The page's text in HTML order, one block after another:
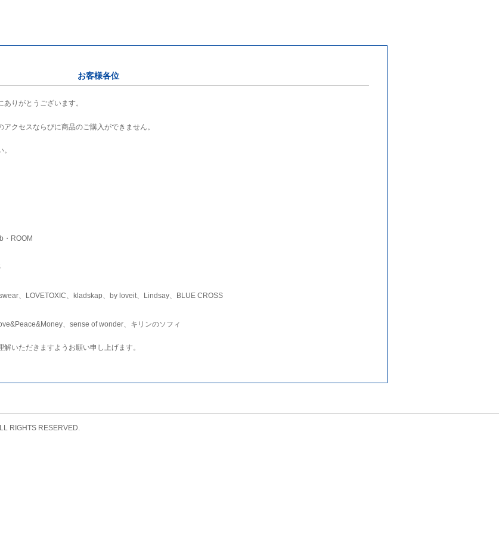
お客様各位
りがとうございます。
クセスならびに商品のご購入ができません。
・ROOM
、LOVETOXIC、kladskap、by loveit、Lindsay、BLUE CROSS
、sense of wonder、キリンのソフィ
いただきますようお願い申し上げます。